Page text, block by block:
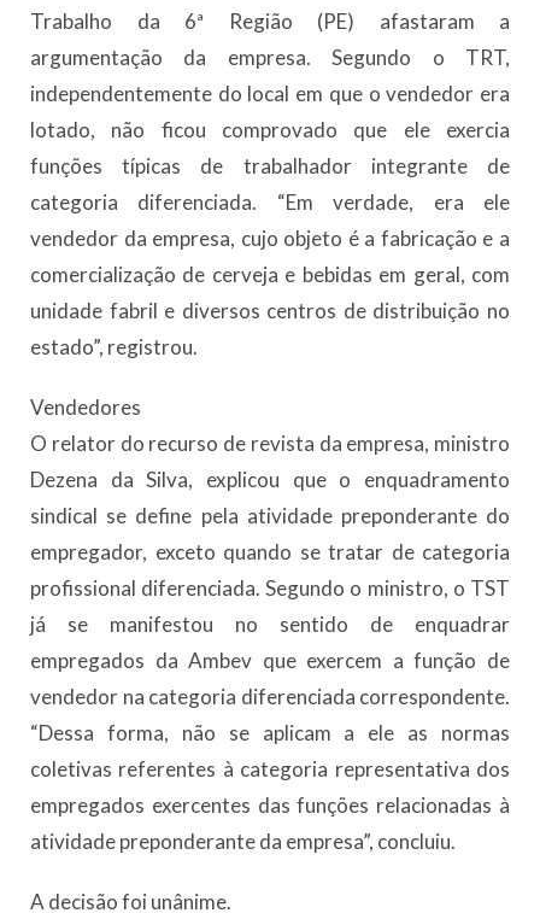
Trabalho da 6ª Região (PE) afastaram a
argumentação da empresa. Segundo o TRT,
independentemente do local em que o vendedor era
lotado, não ficou comprovado que ele exercia
funções típicas de trabalhador integrante de
categoria diferenciada. “Em verdade, era ele
vendedor da empresa, cujo objeto é a fabricação e a
comercialização de cerveja e bebidas em geral, com
unidade fabril e diversos centros de distribuição no
estado”, registrou.
Vendedores
O relator do recurso de revista da empresa, ministro
Dezena da Silva, explicou que o enquadramento
sindical se define pela atividade preponderante do
empregador, exceto quando se tratar de categoria
profissional diferenciada. Segundo o ministro, o TST
já se manifestou no sentido de enquadrar
empregados da Ambev que exercem a função de
vendedor na categoria diferenciada correspondente.
“Dessa forma, não se aplicam a ele as normas
coletivas referentes à categoria representativa dos
empregados exercentes das funções relacionadas à
atividade preponderante da empresa”, concluiu.
A decisão foi unânime.